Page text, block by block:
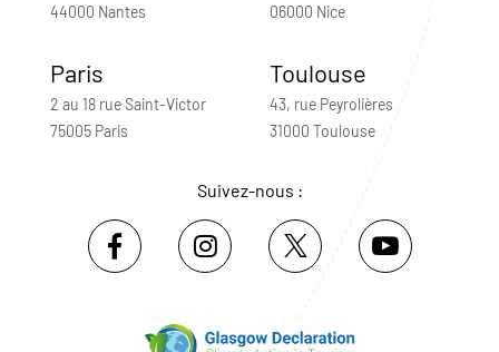
44000 Nantes
06000 Nice
Paris
2 au 18 rue Saint-Victor
75005 Paris
Toulouse
43, rue Peyrolières
31000 Toulouse
Suivez-nous :